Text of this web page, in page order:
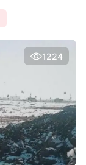
1224